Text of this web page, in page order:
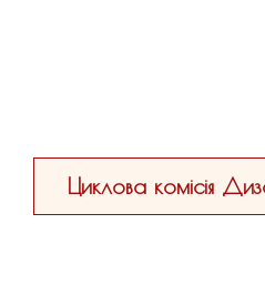
Циклова комісія